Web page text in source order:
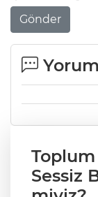
Gönder
Sessiz